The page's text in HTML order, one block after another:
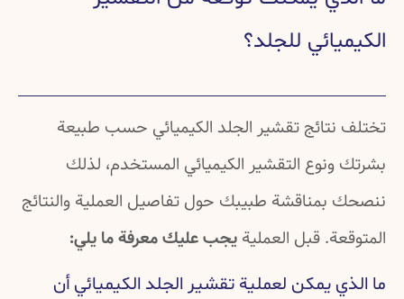
الكيميائي للجلد؟
تختلف نتائج تقشير الجلد الكيميائي حسب طبيعة
بشرتك ونوع التقشير الكيميائي المستخدم، لذلك
ننصحك بمناقشة طبيبك حول تفاصيل العملية والنتائج
المتوقعة. قبل العملية يجب عليك معرفة ما يلي:
ما الذي يمكن لعملية تقشير الجلد الكيميائي أن